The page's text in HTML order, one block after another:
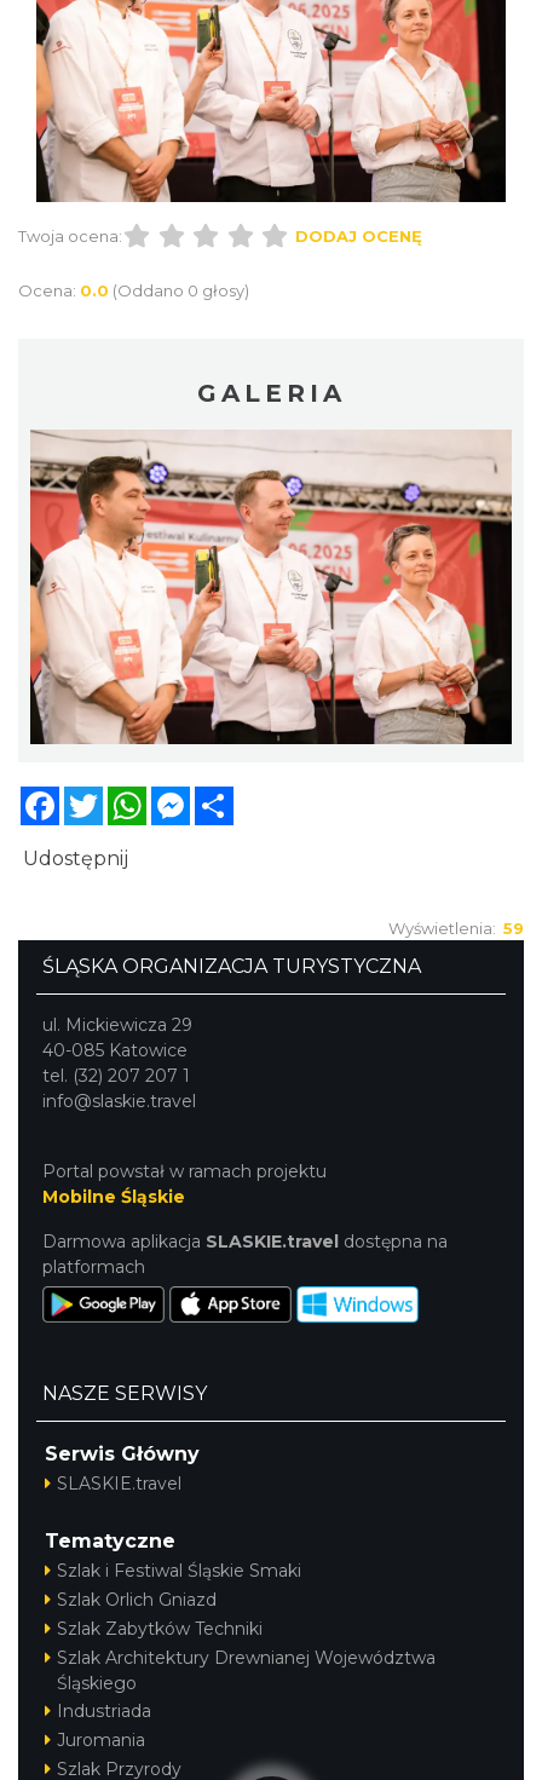
Twoja ocena: DODAJ OCENĘ
Ocena: 0.0 (Oddano 0 głosy)
GALERIA
FacebookTwitterWhatsAppMessenger
Udostępnij
Wyświetlenia: 59
ŚLĄSKA ORGANIZACJA TURYSTYCZNA
ul. Mickiewicza 29
40-085 Katowice
tel. (32) 207 207 1
info@slaskie.travel
Portal powstał w ramach projektu
Mobilne Śląskie
Darmowa aplikacja SLASKIE.travel dostępna na
platformach
NASZE SERWISY
Serwis Główny
SLASKIE.travel
Tematyczne
Szlak i Festiwal Śląskie Smaki
Szlak Orlich Gniazd
Szlak Zabytków Techniki
Szlak Architektury Drewnianej Województwa
Śląskiego
Industriada
Juromania
Szlak Przyrody